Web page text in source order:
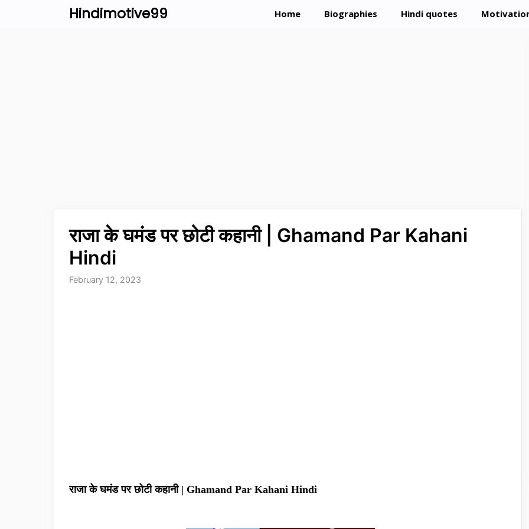
Hindimotive99 Home Biographies Hindi quotes
राजा के घमंड पर छोटी कहानी | Ghamand Par Kahani
Hindi
February 12, 2023
राजा के घमंड पर छोटी कहानी | Ghamand Par Kahani Hindi